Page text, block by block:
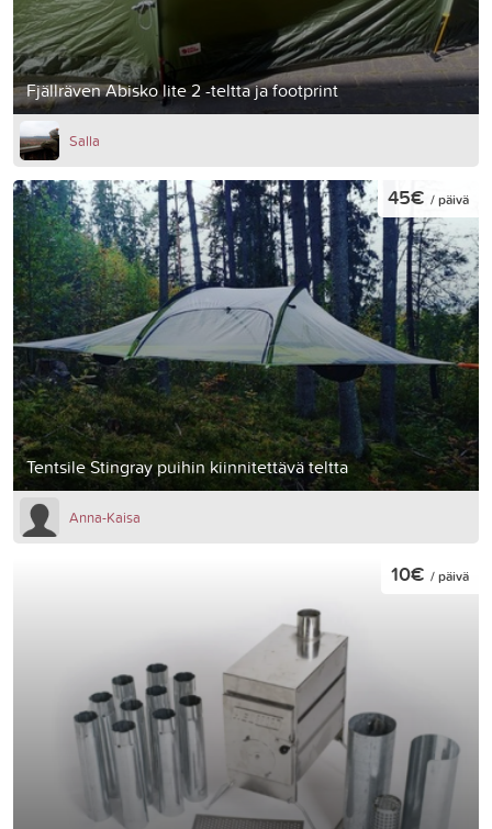
Fjällräven Abisko lite 2 -teltta ja footprint
Salla
Tentsile Stingray puihin kiinnitettävä teltta
45€ / päivä
Anna-Kaisa
10€ / päivä